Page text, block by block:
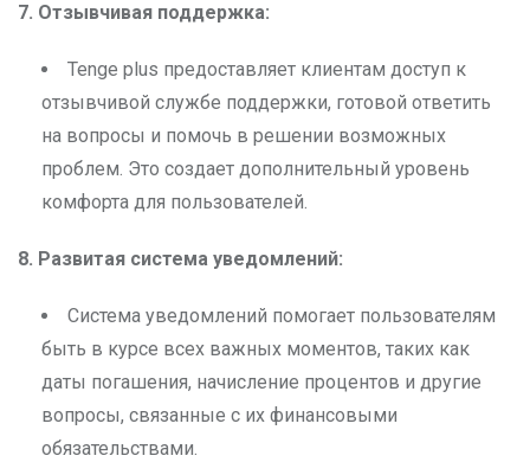
7. Отзывчивая поддержка:
Tenge plus предоставляет клиентам доступ к
отзывчивой службе поддержки, готовой ответить
на вопросы и помочь в решении возможных
проблем. Это создает дополнительный уровень
комфорта для пользователей.
8. Развитая система уведомлений:
Система уведомлений помогает пользователям
быть в курсе всех важных моментов, таких как
даты погашения, начисление процентов и другие
вопросы, связанные с их финансовыми
обязательствами.